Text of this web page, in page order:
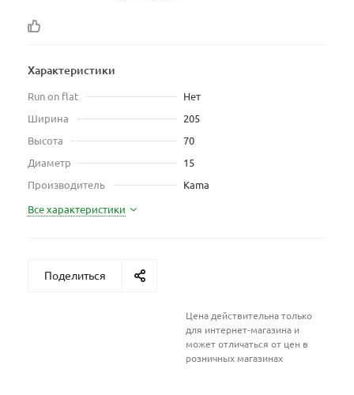
Характеристики
Run on flat
Нет
Ширина
205
Высота
70
Диаметр
15
Производитель
Kama
Все характеристики
Поделиться
Цена действительна только
для интернет-магазина и
может отличаться от цен в
розничных магазинах